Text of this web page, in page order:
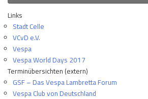
Links
Stadt Celle
VCvD e.V.
Vespa
Vespa World Days 2017
Terminübersichten (extern)
GSF – Das Vespa Lambretta Forum
Vespa Club von Deutschland